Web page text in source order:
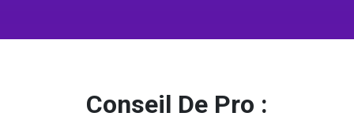
Conseil De Pro :